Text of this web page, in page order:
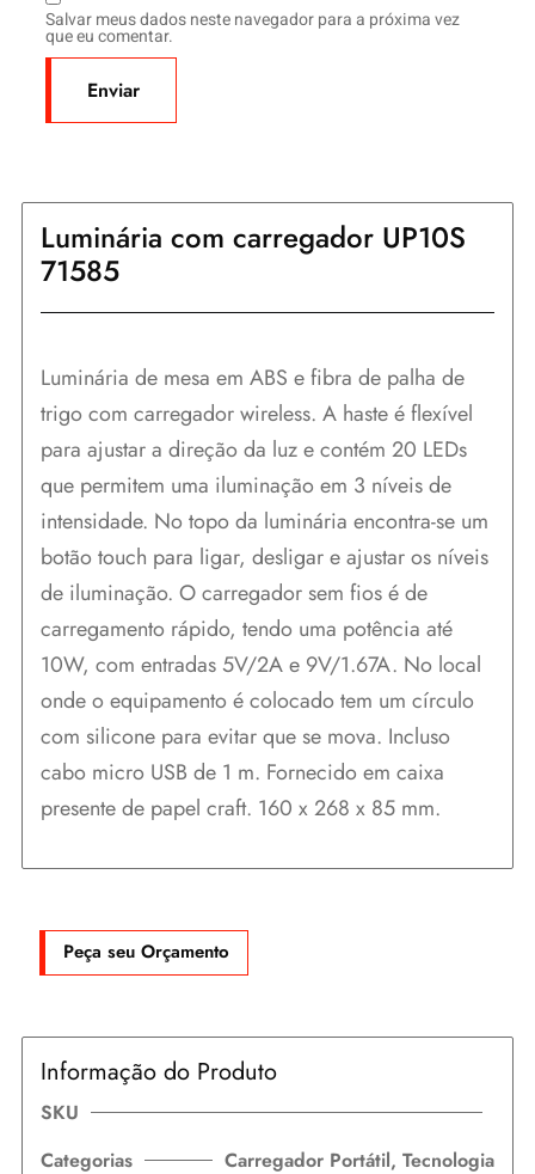
Salvar meus dados neste navegador para a próxima vez
que eu comentar.
Luminária com carregador UP10S
71585
Luminária de mesa em ABS e fibra de palha de
trigo com carregador wireless. A haste é flexível
para ajustar a direção da luz e contém 20 LEDs
que permitem uma iluminação em 3 níveis de
intensidade. No topo da luminária encontra-se um
botão touch para ligar, desligar e ajustar os níveis
de iluminação. O carregador sem fios é de
carregamento rápido, tendo uma potência até
10W, com entradas 5V/2A e 9V/1.67A. No local
onde o equipamento é colocado tem um círculo
com silicone para evitar que se mova. Incluso
cabo micro USB de 1 m. Fornecido em caixa
presente de papel craft. 160 x 268 x 85 mm.
Peça seu Orçamento
Informação do Produto
SKU
Categorias
Carregador Portátil, Tecnologia